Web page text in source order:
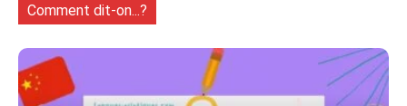
Comment dit-on...?